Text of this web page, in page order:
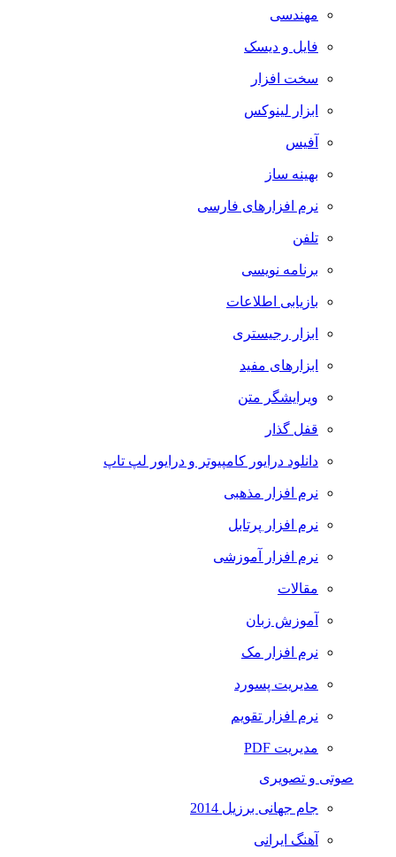
مهندسی
فایل و دیسک
سخت افزار
ابزار لینوکس
آفیس
بهینه ساز
نرم افزارهای فارسی
تلفن
برنامه نویسی
بازیابی اطلاعات
ابزار رجیستری
ابزارهای مفید
ویرایشگر متن
قفل گذار
دانلود درایور کامپیوتر و درایور لپ تاپ
نرم افزار مذهبی
نرم افزار پرتابل
نرم افزار آموزشی
مقالات
آموزش زبان
نرم افزار مک
مدیریت پسورد
نرم افزار تقویم
مدیریت PDF
صوتی و تصویری
جام جهانی برزیل 2014
آهنگ ایرانی